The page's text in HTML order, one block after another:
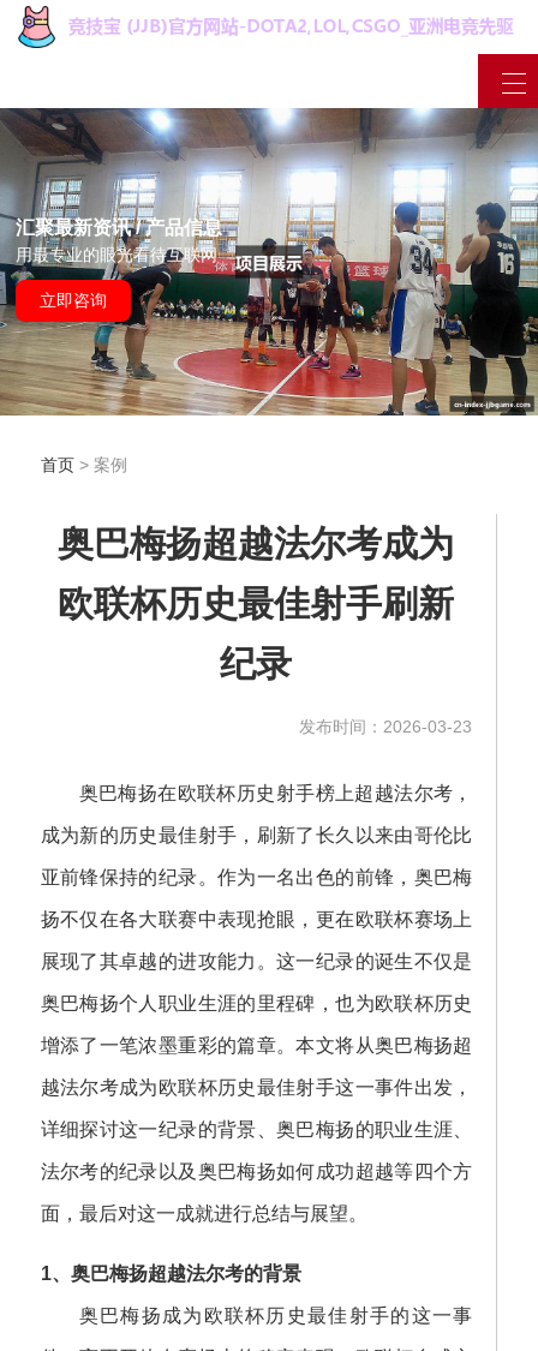
汇聚最新资讯 / 产品信息
用最专业的眼光看待互联网
立即咨询
首页> 案例
奥巴梅扬超越法尔考成为
欧联杯历史最佳射手刷新
纪录
发布时间：2026-03-23
奥巴梅扬在欧联杯历史射手榜上超越法尔考，
成为新的历史最佳射手，刷新了长久以来由哥伦比
亚前锋保持的纪录。作为一名出色的前锋，奥巴梅
扬不仅在各大联赛中表现抢眼，更在欧联杯赛场上
展现了其卓越的进攻能力。这一纪录的诞生不仅是
奥巴梅扬个人职业生涯的里程碑，也为欧联杯历史
增添了一笔浓墨重彩的篇章。本文将从奥巴梅扬超
越法尔考成为欧联杯历史最佳射手这一事件出发，
详细探讨这一纪录的背景、奥巴梅扬的职业生涯、
法尔考的纪录以及奥巴梅扬如何成功超越等四个方
面，最后对这一成就进行总结与展望。
1、奥巴梅扬超越法尔考的背景
奥巴梅扬成为欧联杯历史最佳射手的这一事